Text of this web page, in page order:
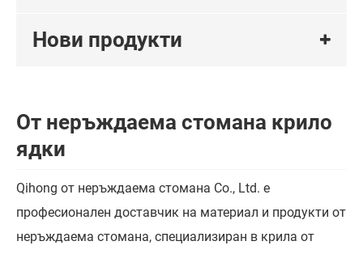
Нови продукти
От неръждаема стомана крило
ядки
Qihong от неръждаема стомана Co., Ltd. е
професионален доставчик на материал и продукти от
неръждаема стомана, специализиран в крила от